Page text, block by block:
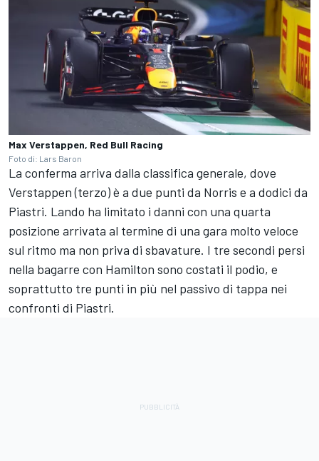
Max Verstappen, Red Bull Racing
Foto di: Lars Baron
La conferma arriva dalla classifica generale, dove
Verstappen (terzo) è a due punti da Norris e a dodici da
Piastri. Lando ha limitato i danni con una quarta
posizione arrivata al termine di una gara molto veloce
sul ritmo ma non priva di sbavature. I tre secondi persi
nella bagarre con Hamilton sono costati il podio, e
soprattutto tre punti in più nel passivo di tappa nei
confronti di Piastri.